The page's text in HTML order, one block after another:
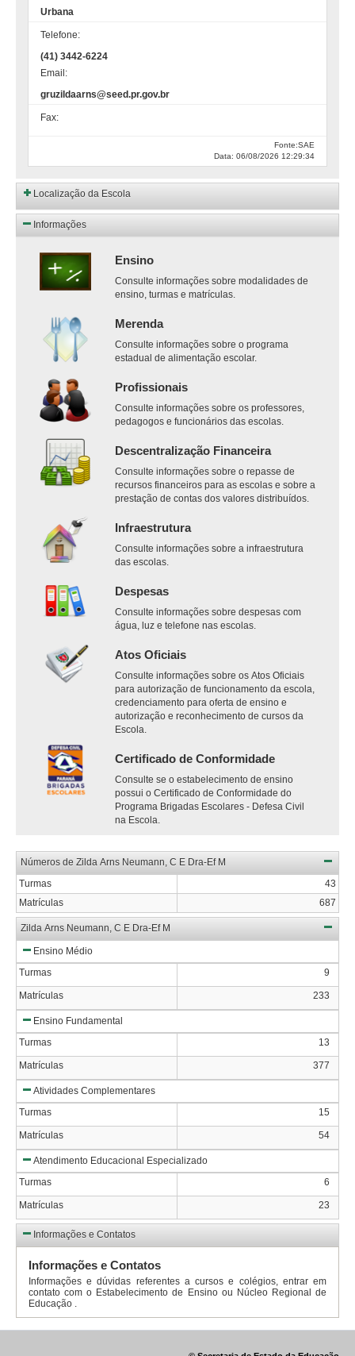
Urbana
Telefone:
(41) 3442-6224
Email:
gruzildaarns@seed.pr.gov.br
Fax:
Fonte:SAE
Data: 06/08/2026 12:29:34
Localização da Escola
Informações
Ensino
Consulte informações sobre modalidades de
ensino, turmas e matrículas.
Merenda
Consulte informações sobre o programa
estadual de alimentação escolar.
Profissionais
Consulte informações sobre os professores,
pedagogos e funcionários das escolas.
Descentralização Financeira
Consulte informações sobre o repasse de
recursos financeiros para as escolas e sobre a
prestação de contas dos valores distribuídos.
Infraestrutura
Consulte informações sobre a infraestrutura
das escolas.
Despesas
Consulte informações sobre despesas com
água, luz e telefone nas escolas.
Atos Oficiais
Consulte informações sobre os Atos Oficiais
para autorização de funcionamento da escola,
credenciamento para oferta de ensino e
autorização e reconhecimento de cursos da
Escola.
Certificado de Conformidade
Consulte se o estabelecimento de ensino
possui o Certificado de Conformidade do
Programa Brigadas Escolares - Defesa Civil
na Escola.
Números de Zilda Arns Neumann, C E Dra-Ef M
Turmas
43
Matrículas
687
Zilda Arns Neumann, C E Dra-Ef M
Ensino Médio
Turmas
9
Matrículas 233
Ensino Fundamental
Turmas
13
Matrículas 377
Atividades Complementares
Turmas
15
Matrículas 54
Atendimento Educacional Especializado
Turmas
6
Matrículas 23
Informações e Contatos
Informações e Contatos
Informações e dúvidas referentes a cursos e colégios, entrar em
contato com o Estabelecimento de Ensino ou Núcleo Regional de
Educação .